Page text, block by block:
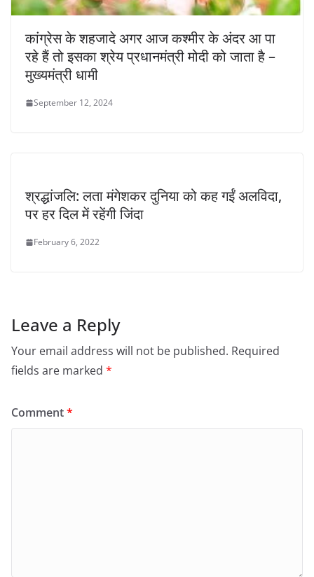
कांग्रेस के शहजादे अगर आज कश्मीर के अंदर आ पा
रहे हैं तो इसका श्रेय प्रधानमंत्री मोदी को जाता है –
मुख्यमंत्री धामी
September 12, 2024
श्रद्धांजलि: लता मंगेशकर दुनिया को कह गईं अलविदा,
पर हर दिल में रहेंगी जिंदा
February 6, 2022
Leave a Reply
Your email address will not be published. Required
fields are marked *
Comment*